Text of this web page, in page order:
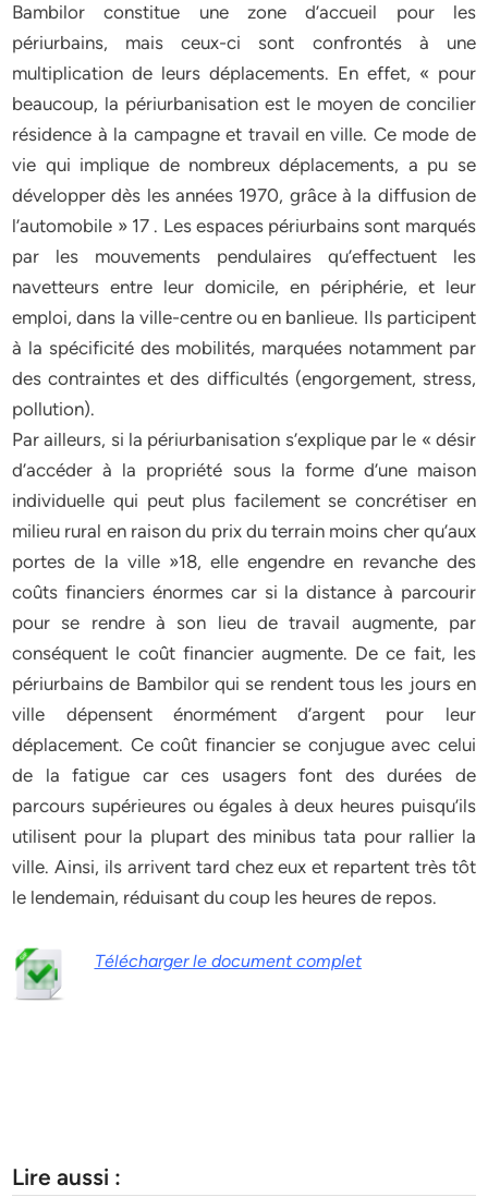
Bambilor constitue une zone d’accueil pour les
périurbains, mais ceux-ci sont confrontés à une
multiplication de leurs déplacements. En effet, « pour
beaucoup, la périurbanisation est le moyen de concilier
résidence à la campagne et travail en ville. Ce mode de
vie qui implique de nombreux déplacements, a pu se
développer dès les années 1970, grâce à la diffusion de
l’automobile » 17 . Les espaces périurbains sont marqués
par les mouvements pendulaires qu’effectuent les
navetteurs entre leur domicile, en périphérie, et leur
emploi, dans la ville-centre ou en banlieue. Ils participent
à la spécificité des mobilités, marquées notamment par
des contraintes et des difficultés (engorgement, stress,
pollution).
Par ailleurs, si la périurbanisation s’explique par le « désir
d’accéder à la propriété sous la forme d’une maison
individuelle qui peut plus facilement se concrétiser en
milieu rural en raison du prix du terrain moins cher qu’aux
portes de la ville »18, elle engendre en revanche des
coûts financiers énormes car si la distance à parcourir
pour se rendre à son lieu de travail augmente, par
conséquent le coût financier augmente. De ce fait, les
périurbains de Bambilor qui se rendent tous les jours en
ville dépensent énormément d’argent pour leur
déplacement. Ce coût financier se conjugue avec celui
de la fatigue car ces usagers font des durées de
parcours supérieures ou égales à deux heures puisqu’ils
utilisent pour la plupart des minibus tata pour rallier la
ville. Ainsi, ils arrivent tard chez eux et repartent très tôt
le lendemain, réduisant du coup les heures de repos.
Télécharger le document complet
Lire aussi :